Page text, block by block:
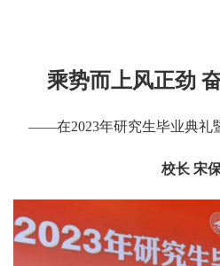
乘势而上风正劲
——在2023年研究生毕业典礼
校长 宋